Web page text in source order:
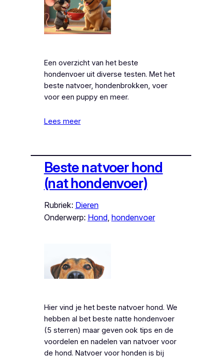
Een overzicht van het beste
hondenvoer uit diverse testen. Met het
beste natvoer, hondenbrokken, voer
voor een puppy en meer.
Lees meer
Beste natvoer hond
(nat hondenvoer)
Rubriek: Dieren
Onderwerp: Hond, hondenvoer
Hier vind je het beste natvoer hond. We
hebben al bet beste natte hondenvoer
(5 sterren) maar geven ook tips en de
voordelen en nadelen van natvoer voor
de hond. Natvoer voor honden is bij